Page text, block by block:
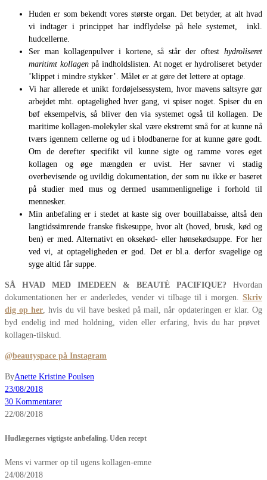
Huden er som bekendt vores største organ. Det betyder, at alt hvad
vi indtager i princippet har indflydelse på hele systemet, inkl.
hudcellerne.
Ser man kollagenpulver i kortene, så står der oftest hydroliseret
maritimt kollagenpå indholdslisten. At noget er hydroliseret betyder
’klippet i mindre stykker’. Målet er at gøre det lettere at optage.
Vi har allerede et unikt fordøjelsessystem, hvor mavens saltsyre gør
arbejdet mht. optagelighed hver gang, vi spiser noget. Spiser du en
bøf eksempelvis, så bliver den via systemet også til kollagen. De
maritime kollagen-molekyler skal være ekstremt små for at kunne nå
tværs igennem cellerne og ud i blodbanerne for at kunne gøre godt.
Om de derefter specifikt vil kunne sigte og ramme vores eget
kollagen og øge mængden er uvist. Her savner vi stadig
overbevisende og uvildig dokumentation, der som nu ikke er baseret
på studier med mus og dermed usammenlignelige i forhold til
mennesker.
Min anbefaling er i stedet at kaste sig over bouillabaisse, altså den
langtidssimrende franske fiskesuppe, hvor alt (hoved, brusk, kød og
ben) er med. Alternativt en oksekød- eller hønsekødsuppe. For her
ved vi, at optageligheden er god. Det er bl.a. derfor svagelige og
syge altid får suppe.
SÅ HVAD MED IMEDEEN & BEAUTÈ PACIFIQUE? Hvordan
dokumentationen her er anderledes, vender vi tilbage til i morgen. Skriv
dig op her, hvis du vil have besked på mail, når opdateringen er klar. Og
byd endelig ind med holdning, viden eller erfaring, hvis du har prøvet
kollagen-tilskud.
@beautyspace på Instagram
ByAnette Kristine Poulsen
23/08/2018
30 Kommentarer
22/08/2018
Hudlægernes vigtigste anbefaling. Uden recept
Mens vi varmer op til ugens kollagen-emne
24/08/2018